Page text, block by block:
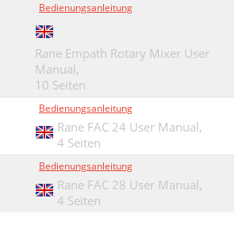
Bedienungsanleitung
Rane Empath Rotary Mixer User
Manual,
10 Seiten
Bedienungsanleitung
Rane FAC 24 User Manual,
4 Seiten
Bedienungsanleitung
Rane FAC 28 User Manual,
4 Seiten